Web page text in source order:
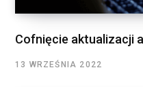
Cofnięcie aktualizacji
13 WRZEŚNIA 2022